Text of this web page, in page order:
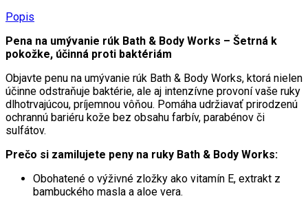
ml
Popis
Pena na umývanie rúk Bath & Body Works – Šetrná k
pokožke, účinná proti baktériám
Objavte penu na umývanie rúk Bath & Body Works, ktorá nielen
účinne odstraňuje baktérie, ale aj intenzívne provoní vaše ruky
dlhotrvajúcou, príjemnou vôňou. Pomáha udržiavať prirodzenú
ochrannú bariéru kože bez obsahu farbív, parabénov či
sulfátov.
Prečo si zamilujete peny na ruky Bath & Body Works:
Obohatené o výživné zložky ako vitamín E, extrakt z
bambuckého masla a aloe vera.